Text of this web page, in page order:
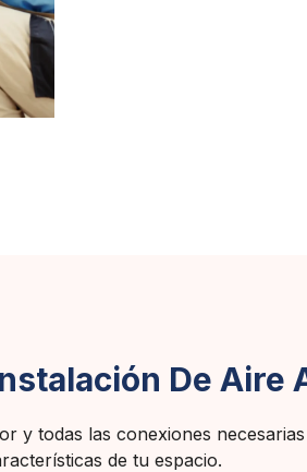
De Aire
y todas las conexiones
de tu espacio.